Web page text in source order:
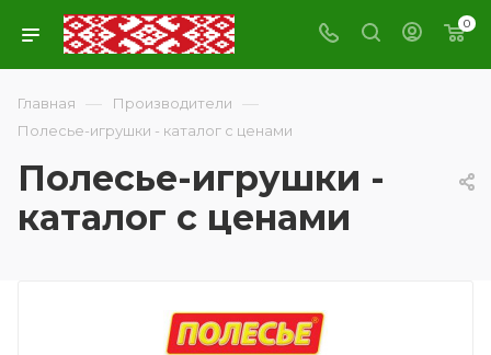
0
Главная — Производители —
Полесье-игрушки - каталог с ценами
Полесье-игрушки -
каталог с ценами